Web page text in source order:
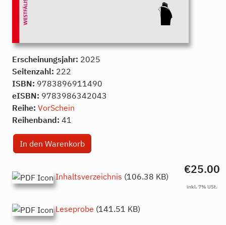
Erscheinungsjahr: 2025
Seitenzahl: 222
ISBN: 9783896911490
eISBN: 9783986342043
Reihe: VorSchein
Reihenband: 41
€25.00
Inhaltsverzeichnis (106.38 KB)
Leseprobe (141.51 KB)